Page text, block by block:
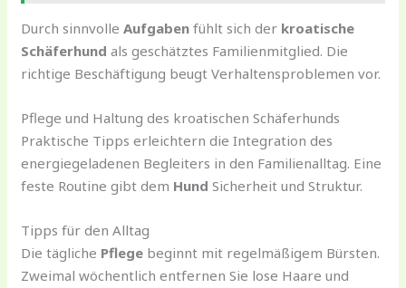
Durch sinnvolleAufgaben fühlt sich der kroatische
Schäferhund als geschätztes Familienmitglied. Die
richtige Beschäftigung beugt Verhaltensproblemen vor.
Pflege und Haltung des kroatischen Schäferhunds
Praktische Tipps erleichtern die Integration des
energiegeladenen Begleiters in den Familienalltag. Eine
feste Routine gibt dem Hund Sicherheit und Struktur.
Tipps für den Alltag
Die tägliche Pflege beginnt mit regelmäßigem Bürsten.
Zweimal wöchentlich entfernen Sie lose Haare und